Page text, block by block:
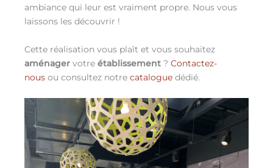
ambiance qui leur est vraiment propre. Nous vous
laissons les découvrir !
Cette réalisation vous plaît et vous souhaitez
aménager votre établissement ? Contactez-
nous ou consultez notre catalogue dédié.